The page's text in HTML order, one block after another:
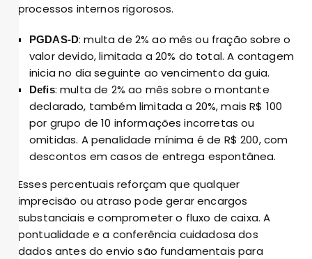
processos internos rigorosos.
PGDAS-D: multa de 2% ao mês ou fração sobre o
valor devido, limitada a 20% do total. A contagem
inicia no dia seguinte ao vencimento da guia.
Defis: multa de 2% ao mês sobre o montante
declarado, também limitada a 20%, mais R$ 100
por grupo de 10 informações incorretas ou
omitidas. A penalidade mínima é de R$ 200, com
descontos em casos de entrega espontânea.
Esses percentuais reforçam que qualquer
imprecisão ou atraso pode gerar encargos
substanciais e comprometer o fluxo de caixa. A
pontualidade e a conferência cuidadosa dos
dados antes do envio são fundamentais para